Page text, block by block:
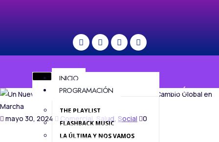
INICIO
PROGRAMACIÓN
THE PLAYLIST
FLASHBACK MUSIC
LA ÚLTIMA Y NOS VAMOS
MENÚ
mayo 30, 2024 Comercial, Salud, Social 0